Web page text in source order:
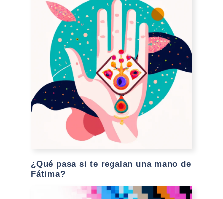
¿Qué pasa si te regalan una mano de
Fátima?